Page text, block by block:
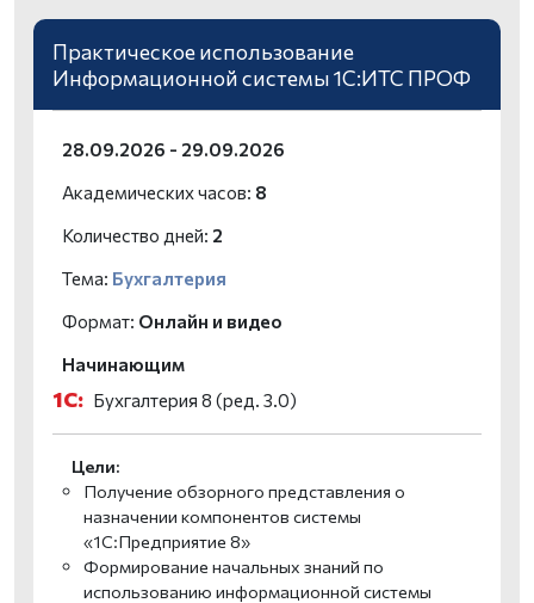
Практическое использование
Информационной системы 1С:ИТС ПРОФ
28.09.2026 - 29.09.2026
Академических часов: 8
Количество дней: 2
Тема: Бухгалтерия
Формат: Онлайн и видео
Начинающим
1С: Бухгалтерия 8 (ред. 3.0)
Цели:
Получение обзорного представления о
назначении компонентов системы
«1С:Предприятие 8»
Формирование начальных знаний по
использованию информационной системы